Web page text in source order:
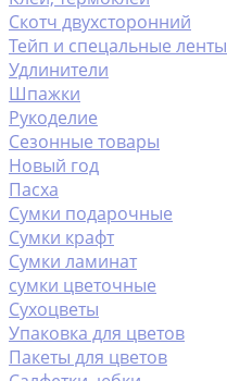
Скотч двухсторонний
Тейп и спецальные ленты
Удлинители
Шпажки
Рукоделие
Сезонные товары
Новый год
Пасха
Сумки подарочные
Сумки крафт
Сумки ламинат
сумки цветочные
Сухоцветы
Упаковка для цветов
Пакеты для цветов